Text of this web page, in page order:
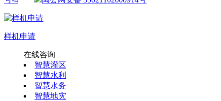
样机申请
在线咨询
智慧灌区
智慧水利
智慧水务
智慧地灾